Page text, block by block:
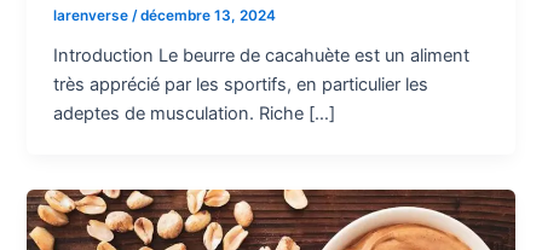
larenverse/décembre 13, 2024
Introduction Le beurre de cacahuète est un aliment
très apprécié par les sportifs, en particulier les
adeptes de musculation. Riche […]